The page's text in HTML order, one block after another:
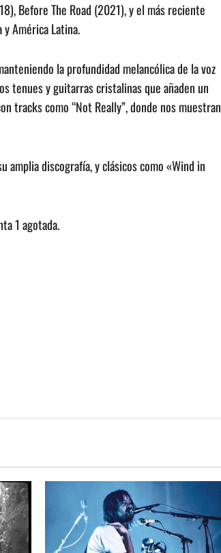
Before The Road (2021), y el más reciente
América Latina.
la profundidad melancólica de la voz
tenues y guitarras cristalinas que añaden un
tracks como “Not Really”, donde nos muestran
amplia discografía, y clásicos como «Wind in
1 agotada.